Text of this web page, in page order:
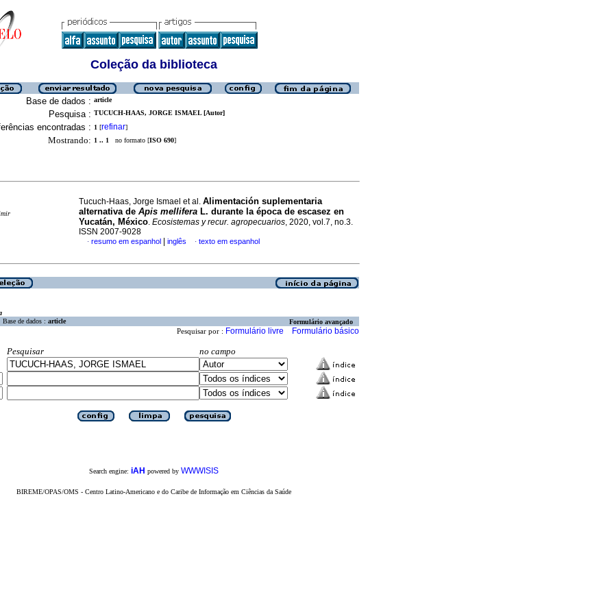
Coleção da biblioteca
Base de dados : article
Pesquisa : TUCUCH-HAAS, JORGE ISMAEL [Autor]
encontradas : 1 [refinar]
Mostrando: 1 .. 1 no formato [ISO 690]
Tucuch-Haas, Jorge Ismael et al. Alimentación suplementaria
alternativa de Apis mellifera L. durante la época de escasez en
Yucatán, México. Ecosistemas y recur. agropecuarios, 2020, vol.7, no.3.
ISSN 2007-9028
· resumo em espanhol inglês · texto em espanhol
Base de dados : article Formulário avançado
Pesquisar por : Formulário livre Formulário básico
Pesquisar
no campo
Search engine: iAH powered by WWWISIS
BIREME/OPAS/OMS - Centro Latino-Americano e do Caribe de Informação em Ciências da Saúde